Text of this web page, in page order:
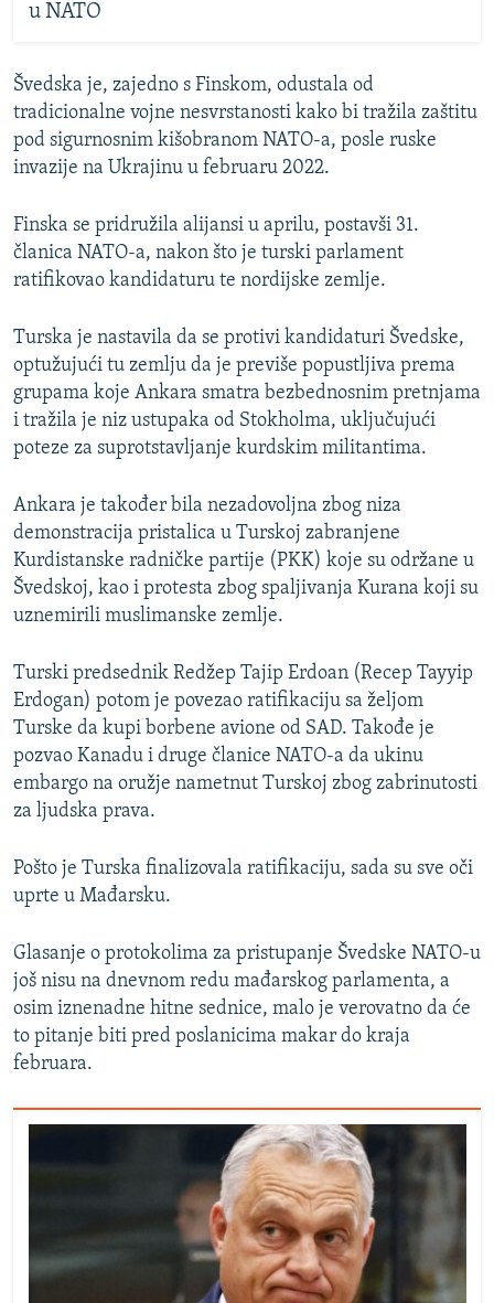
u NATO
Švedska je, zajedno s Finskom, odustala od
tradicionalne vojne nesvrstanosti kako bi tražila zaštitu
pod sigurnosnim kišobranom NATO-a, posle ruske
invazije na Ukrajinu u februaru 2022.
Finska se pridružila alijansi u aprilu, postavši 31.
članica NATO-a, nakon što je turski parlament
ratifikovao kandidaturu te nordijske zemlje.
Turska je nastavila da se protivi kandidaturi Švedske,
optužujući tu zemlju da je previše popustljiva prema
grupama koje Ankara smatra bezbednosnim pretnjama
i tražila je niz ustupaka od Stokholma, uključujući
poteze za suprotstavljanje kurdskim militantima.
Ankara je također bila nezadovoljna zbog niza
demonstracija pristalica u Turskoj zabranjene
Kurdistanske radničke partije (PKK) koje su održane u
Švedskoj, kao i protesta zbog spaljivanja Kurana koji su
uznemirili muslimanske zemlje.
Turski predsednik Redžep Tajip Erdoan (Recep Tayyip
Erdogan) potom je povezao ratifikaciju sa željom
Turske da kupi borbene avione od SAD. Takođe je
pozvao Kanadu i druge članice NATO-a da ukinu
embargo na oružje nametnut Turskoj zbog zabrinutosti
za ljudska prava.
Pošto je Turska finalizovala ratifikaciju, sada su sve oči
uprte u Mađarsku.
Glasanje o protokolima za pristupanje Švedske NATO-u
još nisu na dnevnom redu mađarskog parlamenta, a
osim iznenadne hitne sednice, malo je verovatno da će
to pitanje biti pred poslanicima makar do kraja
februara.